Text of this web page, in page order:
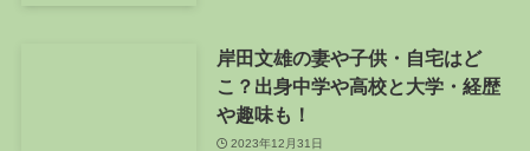
岸田文雄の妻や子供・自宅はど
こ？出身中学や高校と大学・経歴
や趣味も！
2023年12月31日